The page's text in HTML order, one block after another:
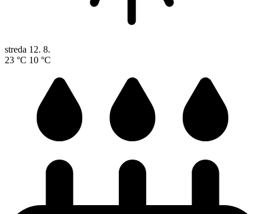
streda 12. 8.
23 °C 10 °C